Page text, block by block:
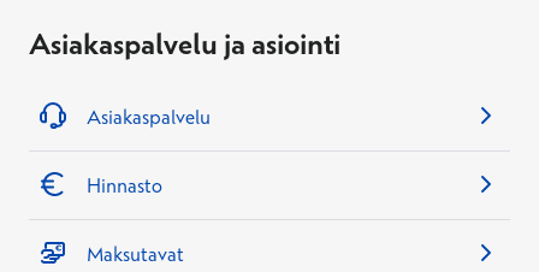
Asiakaspalvelu ja asiointi
Asiakaspalvelu
Hinnasto
Maksutavat